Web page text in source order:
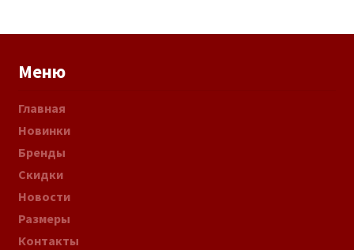
Меню
Главная
Новинки
Бренды
Скидки
Новости
Размеры
Контакты